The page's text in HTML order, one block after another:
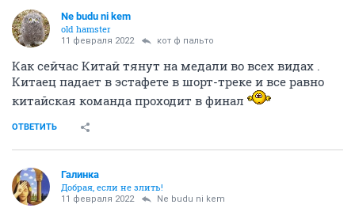
Ne budu ni kem
old hamster
11 февраля 2022 кот ф пальто
Как сейчас Китай тянут на медали во всех видах .
Китаец падает в эстафете в шорт-треке и все равно
китайская команда проходит в финал
ОТВЕТИТЬ
Галинка
Добрая, если не злить!
11 февраля 2022 Ne budu ni kem